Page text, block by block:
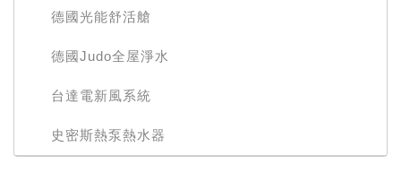
德國光能舒活艙
德國Judo全屋淨水
台達電新風系統
史密斯熱泵熱水器